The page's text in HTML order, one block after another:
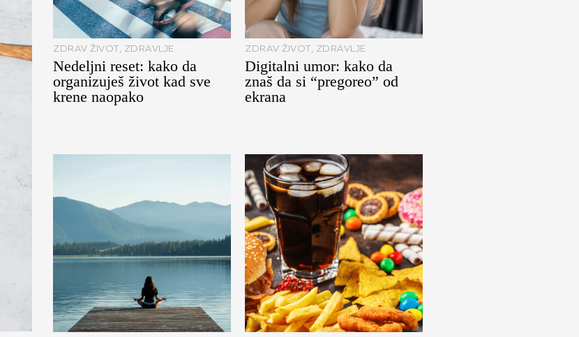
ZDRAV ŽIVOT ZDRAVLJE
Nedeljni reset: kako da
organizuješ život kad sve
krene naopako
ZDRAV ŽIVOT ZDRAVLJE
Digitalni umor: kako da
znaš da si “pregoreo” od
ekrana